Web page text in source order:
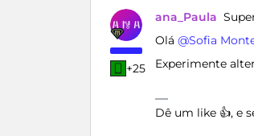
+25
ana_Paula
Olá ​ @Sofia
Experimente
Dê um like 👍, e